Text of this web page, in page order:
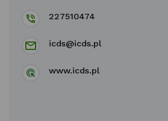
227510474
icds@icds.pl
www.icds.pl